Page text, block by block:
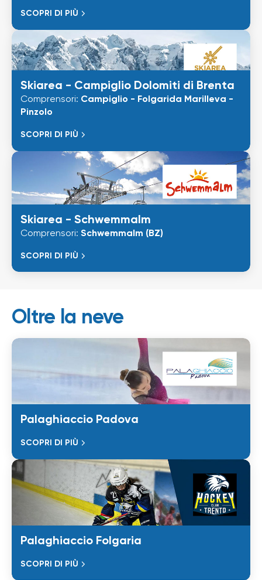
SCOPRI DI PIÙ
Skiarea - Campiglio Dolomiti di Brenta
Comprensori: Campiglio - Folgarida Marilleva -
Pinzolo
SCOPRI DI PIÙ
Skiarea - Schwemmalm
Comprensori: Schwemmalm (BZ)
SCOPRI DI PIÙ
Oltre la neve
Palaghiaccio Padova
SCOPRI DI PIÙ
Palaghiaccio Folgaria
SCOPRI DI PIÙ